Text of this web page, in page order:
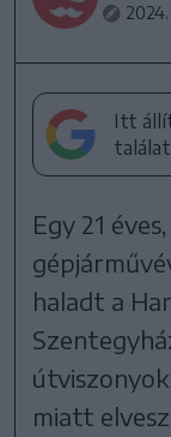
2024.
Itt
Egy 21
haladt a
miatt